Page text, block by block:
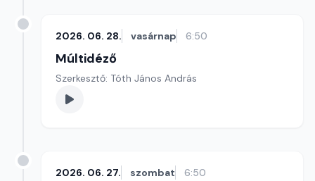
2026. 06. 28. vasárnap 6:50
Múltidéző
Szerkesztő: Tóth János András
2026. 06. 27. szombat 6:50